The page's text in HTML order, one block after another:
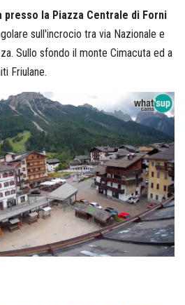
presso la Piazza Centrale di Forni
sull'incrocio tra via Nazionale e
Sullo sfondo il monte Cimacuta ed a
Friulane.